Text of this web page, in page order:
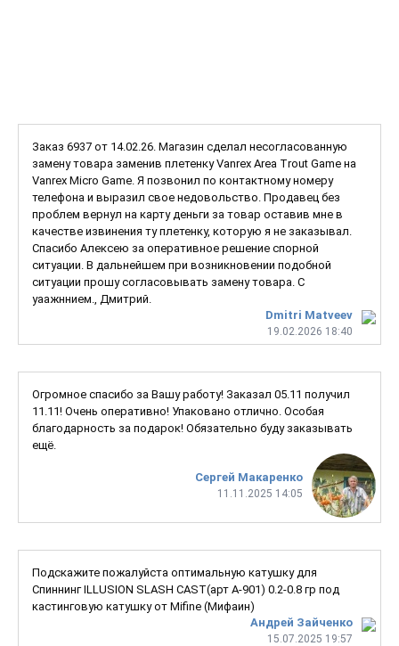
Dmitri Matveev
19.02.2026 18:40
Заказ 6937 от 14.02.26. Магазин сделал несогласованную
замену товара заменив плетенку Vanrex Area Trout Game на
Vanrex Micro Game. Я позвонил по контактному номеру
телефона и выразил свое недовольство. Продавец без
проблем вернул на карту деньги за товар оставив мне в
качестве извинения ту плетенку, которую я не заказывал.
Спасибо Алексею за оперативное решение спорной
ситуации. В дальнейшем при возникновении подобной
ситуации прошу согласовывать замену товара. С
уаажннием., Дмитрий.
Сергей Макаренко
11.11.2025 14:05
Огромное спасибо за Вашу работу! Заказал 05.11 получил
11.11! Очень оперативно! Упаковано отлично. Особая
благодарность за подарок! Обязательно буду заказывать
ещё.
Андрей Зайченко
15.07.2025 19:57
Подскажите пожалуйста оптимальную катушку для
Спиннинг ILLUSION SLASH CAST(арт A-901) 0.2-0.8 гр под
кастинговую катушку от Mifine (Мифаин)